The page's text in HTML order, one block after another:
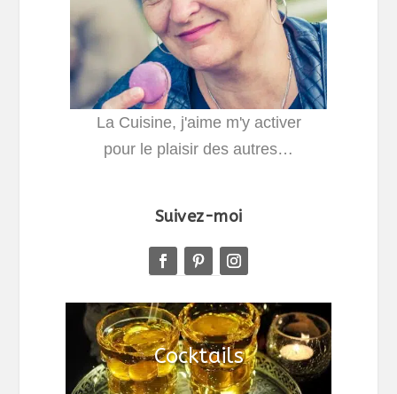
La Cuisine, j'aime m'y activer
pour le plaisir des autres…
Suivez-moi